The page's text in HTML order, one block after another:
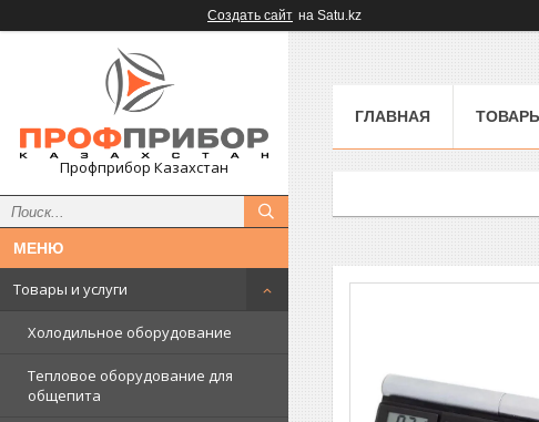
Создать сайт на Satu.kz
Профприбор Казахстан
Товары и услуги
Холодильное оборудование
Тепловое оборудование для
общепита
ГЛАВНАЯ